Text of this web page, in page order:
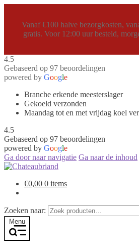
Vanaf €100 halve bezorgkosten,
gratis. Voor 12:00 uur besteld,
4.5
Gebaseerd op 97 beoordelingen
powered by Google
Branche erkende meesterslager
Gekoeld verzonden
Maandag tot en met vrijdag koel
4.5
Gebaseerd op 97 beoordelingen
powered by Google
Ga door naar navigatie Ga naar de inhoud
€0,00 0 items
Zoeken naar:
Menu